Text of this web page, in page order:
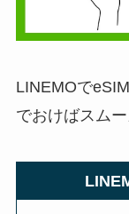
LINEMOで
でおけばスム